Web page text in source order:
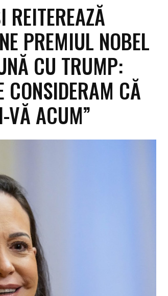
PREMIUL NOBEL
CU TRUMP:
CĂ
VĂ ACUM”